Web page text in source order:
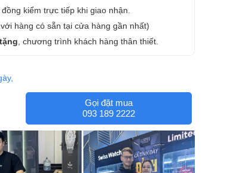
kiểm trực tiếp khi giao nhận.
hàng có sẵn tại cửa hàng gần nhất)
, chương trình khách hàng thân thiết.
Gọi đặt mua
093 189 2222